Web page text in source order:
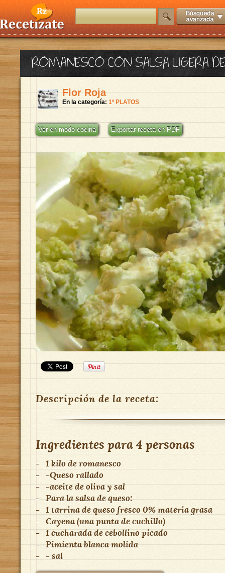
ROMANESCO CON SALSA LIGERA
Flor Roja
En la categoría: 1º PLATOS
Ver en modo cocina Exportar receta en PDF
Descripción de la receta:
Ingredientes para4 personas
- 1 kilo de romanesco
- -Queso rallado
- -aceite de oliva y sal
- Para la salsa de queso:
- 1 tarrina de queso fresco 0% materia grasa
- Cayena (una punta de cuchillo)
- 1 cucharada de cebollino picado
- Pimienta blanca molida
- - sal